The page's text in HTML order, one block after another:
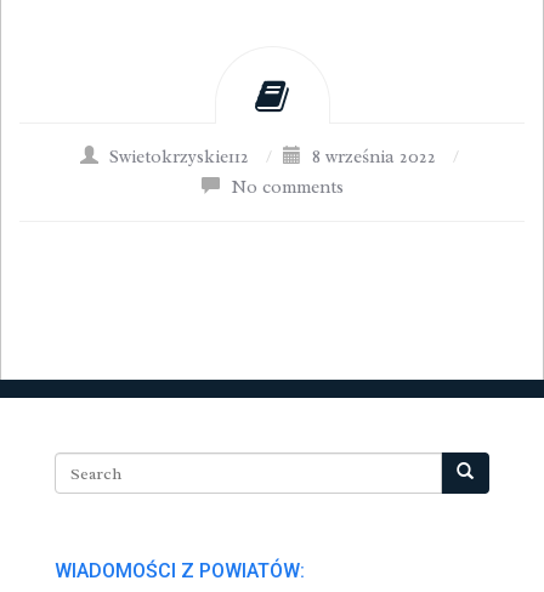
Swietokrzyskie112 / 8 września 2022
/
No comments
WIADOMOŚCI Z POWIATÓW: